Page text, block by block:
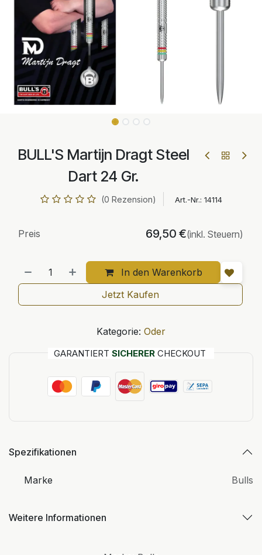
BULL'S Martijn Dragt Steel
Dart 24 Gr.
(0 Rezension) Art.-Nr.: 14114
In den Warenkorb
Preis 69,50 €(inkl. Steuern)
Jetzt Kaufen
Kategorie: Oder
GARANTIERT SICHERER CHECKOUT
Spezifikationen
Marke Bulls
Weitere Informationen